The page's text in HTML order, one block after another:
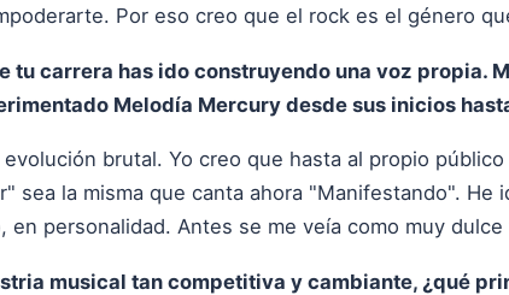
Por eso creo que el rock es el género
tu carrera has ido construyendo una voz propia.
Melodía Mercury desde sus inicios
evolución brutal. Yo creo que hasta al propio
sea la misma que canta ahora "Manifestando".
en personalidad. Antes se me veía como muy
musical tan competitiva y cambiante, ¿qué